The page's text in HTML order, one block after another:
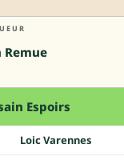
Remue
Espoirs
Loic Varennes